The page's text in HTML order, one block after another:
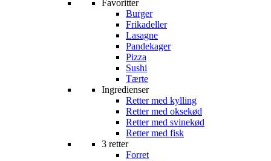
Favoritter
Burger
Frikadeller
Lasagne
Pandekager
Pizza
Sushi
Tærte
Ingredienser
Retter med kylling
Retter med oksekød
Retter med svinekød
Retter med fisk
3 retter
Forret